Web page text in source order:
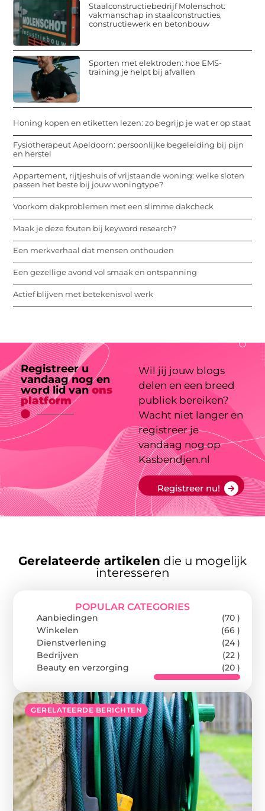
Staalconstructiebedrijf Molenschot:
vakmanschap in staalconstructies,
constructiewerk en betonbouw
Sporten met elektroden: hoe EMS-
training je helpt bij afvallen
Honing kopen en etiketten lezen: zo begrijp je wat er op staat
Fysiotherapeut Apeldoorn: persoonlijke begeleiding bij pijn
en herstel
Appartement, rijtjeshuis of vrijstaande woning: welke sloten
passen het beste bij jouw woningtype?
Voorkom dakproblemen met een slimme dakcheck
Maak je deze fouten bij keyword research?
Een merkverhaal dat mensen onthouden
Een gezellige avond vol smaak en ontspanning
Actief blijven met betekenisvol werk
Registreer u
vandaag nog en
word lid vanons
platform
Wil jij jouw blogs
delen en een breed
publiek bereiken?
Wacht niet langer en
registreer je
vandaag nog op
Kasbendjen.nl
Registreer nu!
Gerelateerde artikelen die u mogelijk
interesseren
GERELATEERDE BERICHTEN
POPULAR CATEGORIES
Aanbiedingen
(70 )
Winkelen
(66 )
Dienstverlening
(24 )
Bedrijven
(22 )
Beauty en verzorging
(20 )